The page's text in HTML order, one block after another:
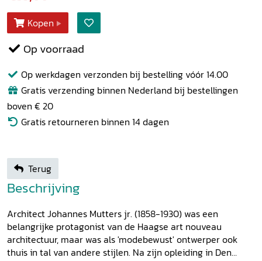
Kopen
Op voorraad
Op werkdagen verzonden bij bestelling vóór 14.00
Gratis verzending binnen Nederland bij bestellingen
boven € 20
Gratis retourneren binnen 14 dagen
Terug
Beschrijving
Architect Johannes Mutters jr. (1858-1930) was een
belangrijke protagonist van de Haagse art nouveau
architectuur, maar was als 'modebewust' ontwerper ook
thuis in tal van andere stijlen. Na zijn opleiding in Den